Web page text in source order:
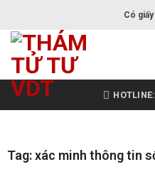
Có
Tag: xác minh thông tin